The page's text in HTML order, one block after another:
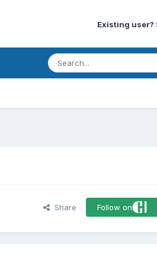
Existing user?
Share Follow on